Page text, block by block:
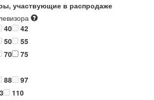
участвующие в распродаже
40
42
50
55
70
75
88
97
110